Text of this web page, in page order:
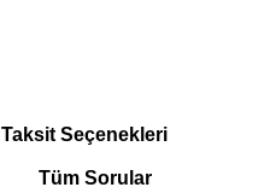
Taksit Seçenekleri
Tüm Sorular